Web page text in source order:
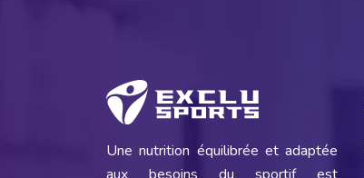
Une nutrition équilibrée et adaptée